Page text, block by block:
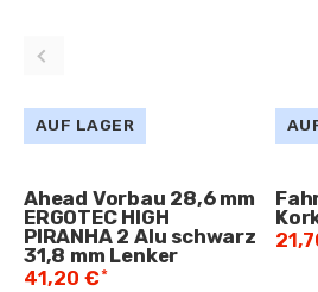
AUF LAGER
Ahead Vorbau 28,6 mm
ERGOTEC HIGH
PIRANHA 2 Alu schwarz
31,8 mm Lenker
41,20 €*